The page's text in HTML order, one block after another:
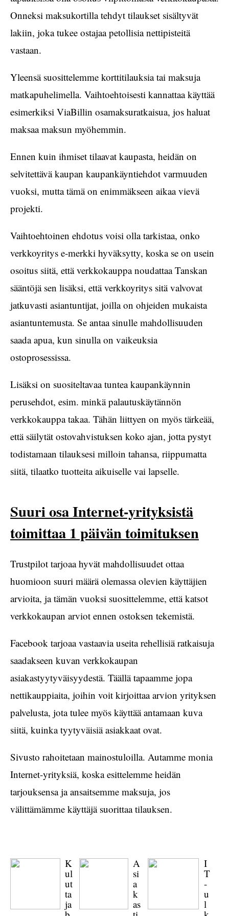
Onneksi maksukortilla tehdyt tilaukset sisältyvät
lakiin, joka tukee ostajaa petollisia nettipisteitä
vastaan.
Yleensä suosittelemme korttitilauksia tai maksuja
matkapuhelimella. Vaihtoehtoisesti kannattaa käyttää
esimerkiksi ViaBillin osamaksuratkaisua, jos haluat
maksaa maksun myöhemmin.
Ennen kuin ihmiset tilaavat kaupasta, heidän on
selvitettävä kaupan kaupankäyntiehdot varmuuden
vuoksi, mutta tämä on enimmäkseen aikaa vievä
projekti.
Vaihtoehtoinen ehdotus voisi olla tarkistaa, onko
verkkoyritys e-merkki hyväksytty, koska se on usein
osoitus siitä, että verkkokauppa noudattaa Tanskan
sääntöjä sen lisäksi, että verkkoyritys sitä valvovat
jatkuvasti asiantuntijat, joilla on ohjeiden mukaista
asiantuntemusta. Se antaa sinulle mahdollisuuden
saada apua, kun sinulla on vaikeuksia
ostoprosessissa.
Lisäksi on suositeltavaa tuntea kaupankäynnin
perusehdot, esim. minkä palautuskäytännön
verkkokauppa takaa. Tähän liittyen on myös tärkeää,
että säilytät ostovahvistuksen koko ajan, jotta pystyt
todistamaan tilauksesi milloin tahansa, riippumatta
siitä, tilaatko tuotteita aikuiselle vai lapselle.
Suuri osa Internet-yrityksistä
toimittaa 1 päivän toimituksen
Trustpilot tarjoaa hyvät mahdollisuudet ottaa
huomioon suuri määrä olemassa olevien käyttäjien
arvioita, ja tämän vuoksi suosittelemme, että katsot
verkkokaupan arviot ennen ostoksen tekemistä.
Facebook tarjoaa vastaavia useita rehellisiä ratkaisuja
saadakseen kuvan verkkokaupan
asiakastyytyväisyydestä. Täällä tapaamme jopa
nettikauppiaita, joihin voit kirjoittaa arvion yrityksen
palvelusta, jota tulee myös käyttää antamaan kuva
siitä, kuinka tyytyväisiä asiakkaat ovat.
Sivusto rahoitetaan mainostuloilla. Autamme monia
Internet-yrityksiä, koska esittelemme heidän
tarjouksensa ja ansaitsemme maksuja, jos
välittämämme käyttäjä suorittaa tilauksen.
K
ul
ut
ta
ja
A
si
a
k
as
I
T
-
u
l